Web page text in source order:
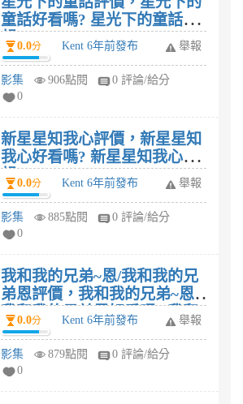
童話好看嗎? 星光下的童話感
想?0.0分 Kent 6年前發布 舉報
影集 906點閱
0 評論/給分
0
新星星知我心評價，新星星知
我心好看嗎? 新星星知我心感
想?0.0分 Kent 6年前發布 舉報
影集 885點閱
0 評論/給分
0
我和我的兄弟~恩/我和我的兄
弟恩評價，我和我的兄弟~恩/
我和我的兄弟恩好看嗎? 我和
我的兄弟~恩/我和我的兄弟恩
感想?
0.0分 Kent 6年前發布 舉報
影集 879點閱
0 評論/給分
0